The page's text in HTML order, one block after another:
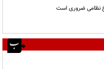
نظامی ضروری است